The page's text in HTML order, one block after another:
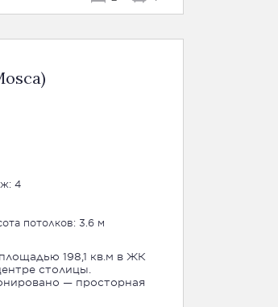
4
потолков: 3.6 м
198,1 кв.м в ЖК
столицы.
— просторная